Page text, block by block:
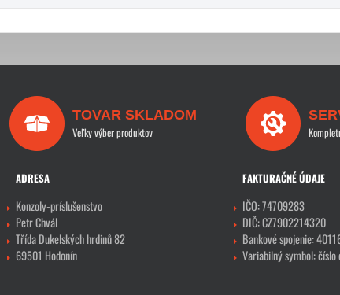
TOVAR SKLADOM
Veľky výber produktov
ADRESA
Konzoly-príslušenstvo
Petr Chvál
Třída Dukelských hrdinů 82
69501 Hodonín
FAKTURAČNÉ ÚDAJE
IČO: 74709283
DIČ: CZ7902214320
Bankové spojenie:
Variabilný symbol: číslo